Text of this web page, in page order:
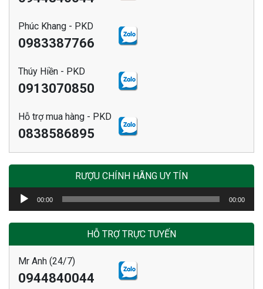
Phúc Khang - PKD
0983387766
Thúy Hiền - PKD
0913070850
Hỗ trợ mua hàng - PKD
0838586895
RƯỢU CHÍNH HÃNG UY TÍN
Trình
chơi
00:00 00:00
HỖ TRỢ TRỰC TUYẾN
Mr Anh (24/7)
0944840044